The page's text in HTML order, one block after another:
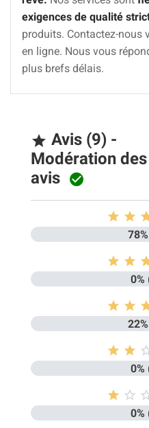
exigences de qualité
produits. Contactez-nous
en ligne. Nous vous
plus brefs délais.
 Avis (9) -
Modération des
avis 
 
 
0%
 
 
0%
 
0%